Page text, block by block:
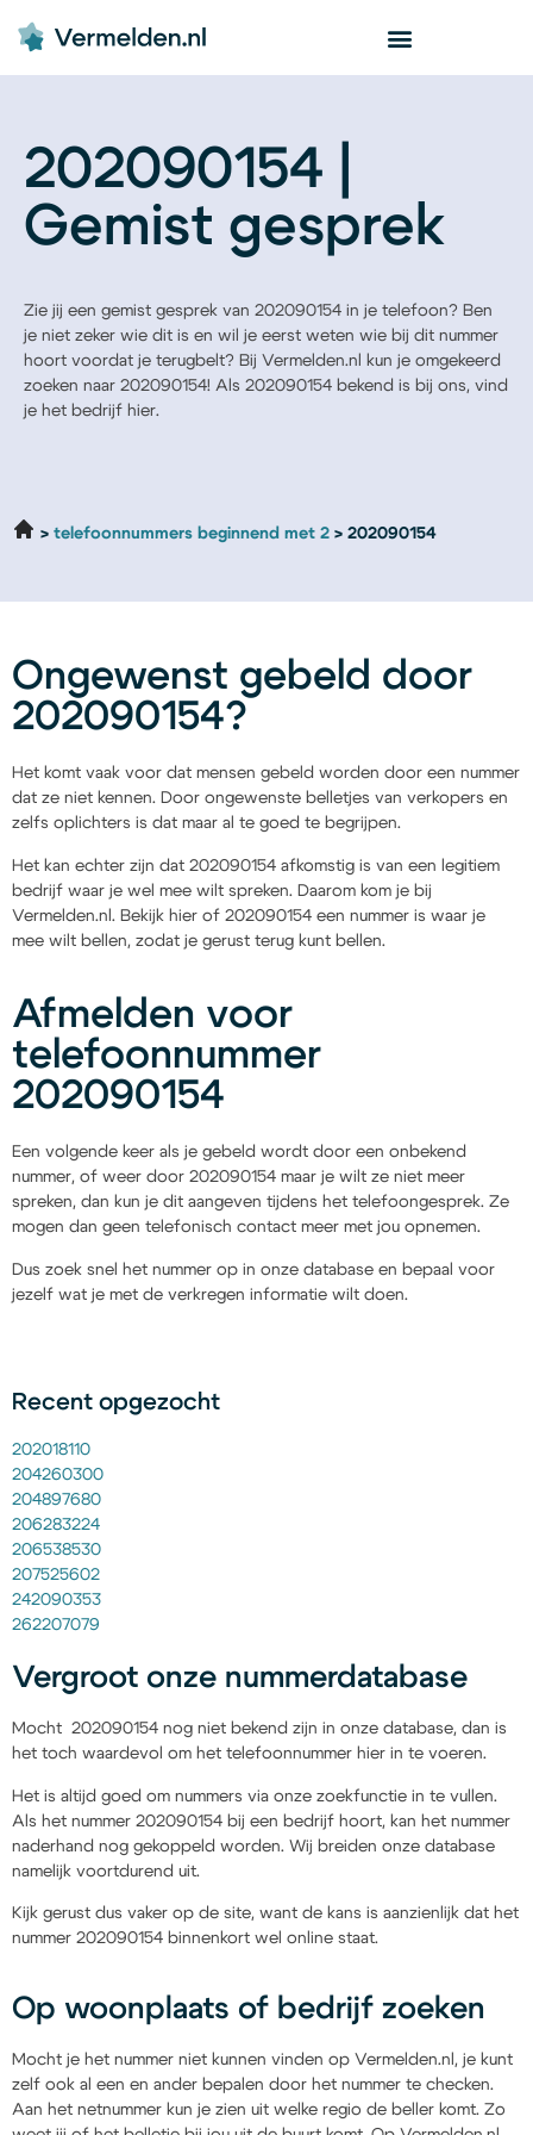
202090154 |
Gemist gesprek
Zie jij een gemist gesprek van 202090154 in je telefoon? Ben
je niet zeker wie dit is en wil je eerst weten wie bij dit nummer
hoort voordat je terugbelt? Bij Vermelden.nl kun je omgekeerd
zoeken naar 202090154! Als 202090154 bekend is bij ons, vind
je het bedrijf hier.
telefoonnummers beginnend met 2 202090154
Ongewenst gebeld door
202090154?
Het komt vaak voor dat mensen gebeld worden door een nummer
dat ze niet kennen. Door ongewenste belletjes van verkopers en
zelfs oplichters is dat maar al te goed te begrijpen.
Het kan echter zijn dat 202090154 afkomstig is van een legitiem
bedrijf waar je wel mee wilt spreken. Daarom kom je bij
Vermelden.nl. Bekijk hier of 202090154 een nummer is waar je
mee wilt bellen, zodat je gerust terug kunt bellen.
Afmelden voor
telefoonnummer
202090154
Een volgende keer als je gebeld wordt door een onbekend
nummer, of weer door 202090154 maar je wilt ze niet meer
spreken, dan kun je dit aangeven tijdens het telefoongesprek. Ze
mogen dan geen telefonisch contact meer met jou opnemen.
Dus zoek snel het nummer op in onze database en bepaal voor
jezelf wat je met de verkregen informatie wilt doen.
Recent opgezocht
202018110
204260300
204897680
206283224
206538530
207525602
242090353
262207079
Vergroot onze nummerdatabase
Mocht 202090154 nog niet bekend zijn in onze database, dan is
het toch waardevol om het telefoonnummer hier in te voeren.
Het is altijd goed om nummers via onze zoekfunctie in te vullen.
Als het nummer 202090154 bij een bedrijf hoort, kan het nummer
naderhand nog gekoppeld worden. Wij breiden onze database
namelijk voortdurend uit.
Kijk gerust dus vaker op de site, want de kans is aanzienlijk dat het
nummer 202090154 binnenkort wel online staat.
Op woonplaats of bedrijf zoeken
Mocht je het nummer niet kunnen vinden op Vermelden.nl, je kunt
zelf ook al een en ander bepalen door het nummer te checken.
Aan het netnummer kun je zien uit welke regio de beller komt. Zo